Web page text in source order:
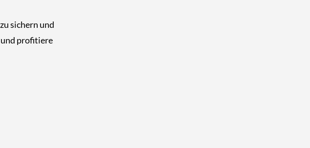
zu sichern und
und profitiere